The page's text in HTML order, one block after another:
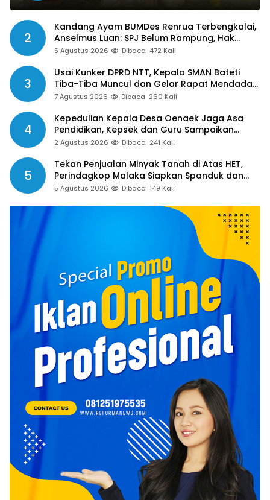
2
Kandang Ayam BUMDes Renrua Terbengkalai,
Anselmus Luan: SPJ Belum Rampung, Hak
Aparat Desa Sejak Januari Belum Dibayar
5 Agustus 2026 Dibaca 472 Kali
3
Usai Kunker DPRD NTT, Kepala SMAN Bateti
Tiba-Tiba Muncul dan Gelar Rapat Mendadak,
Guru Pertanyakan Hak 15 Persen yang Belum
7 Agustus 2026 Dibaca 260 Kali
4
Kepedulian Kepala Desa Oenaek Jaga Asa
Pendidikan, Kepsek dan Guru Sampaikan
Apresiasi
2 Agustus 2026 Dibaca 241 Kali
5
Tekan Penjualan Minyak Tanah di Atas HET,
Perindagkop Malaka Siapkan Spanduk dan
Nomor Pengaduan
5 Agustus 2026 Dibaca 149 Kali